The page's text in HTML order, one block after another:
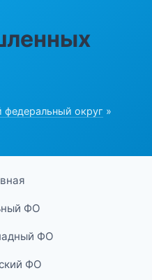
федеральный округ »
ФО
ФО
ФО